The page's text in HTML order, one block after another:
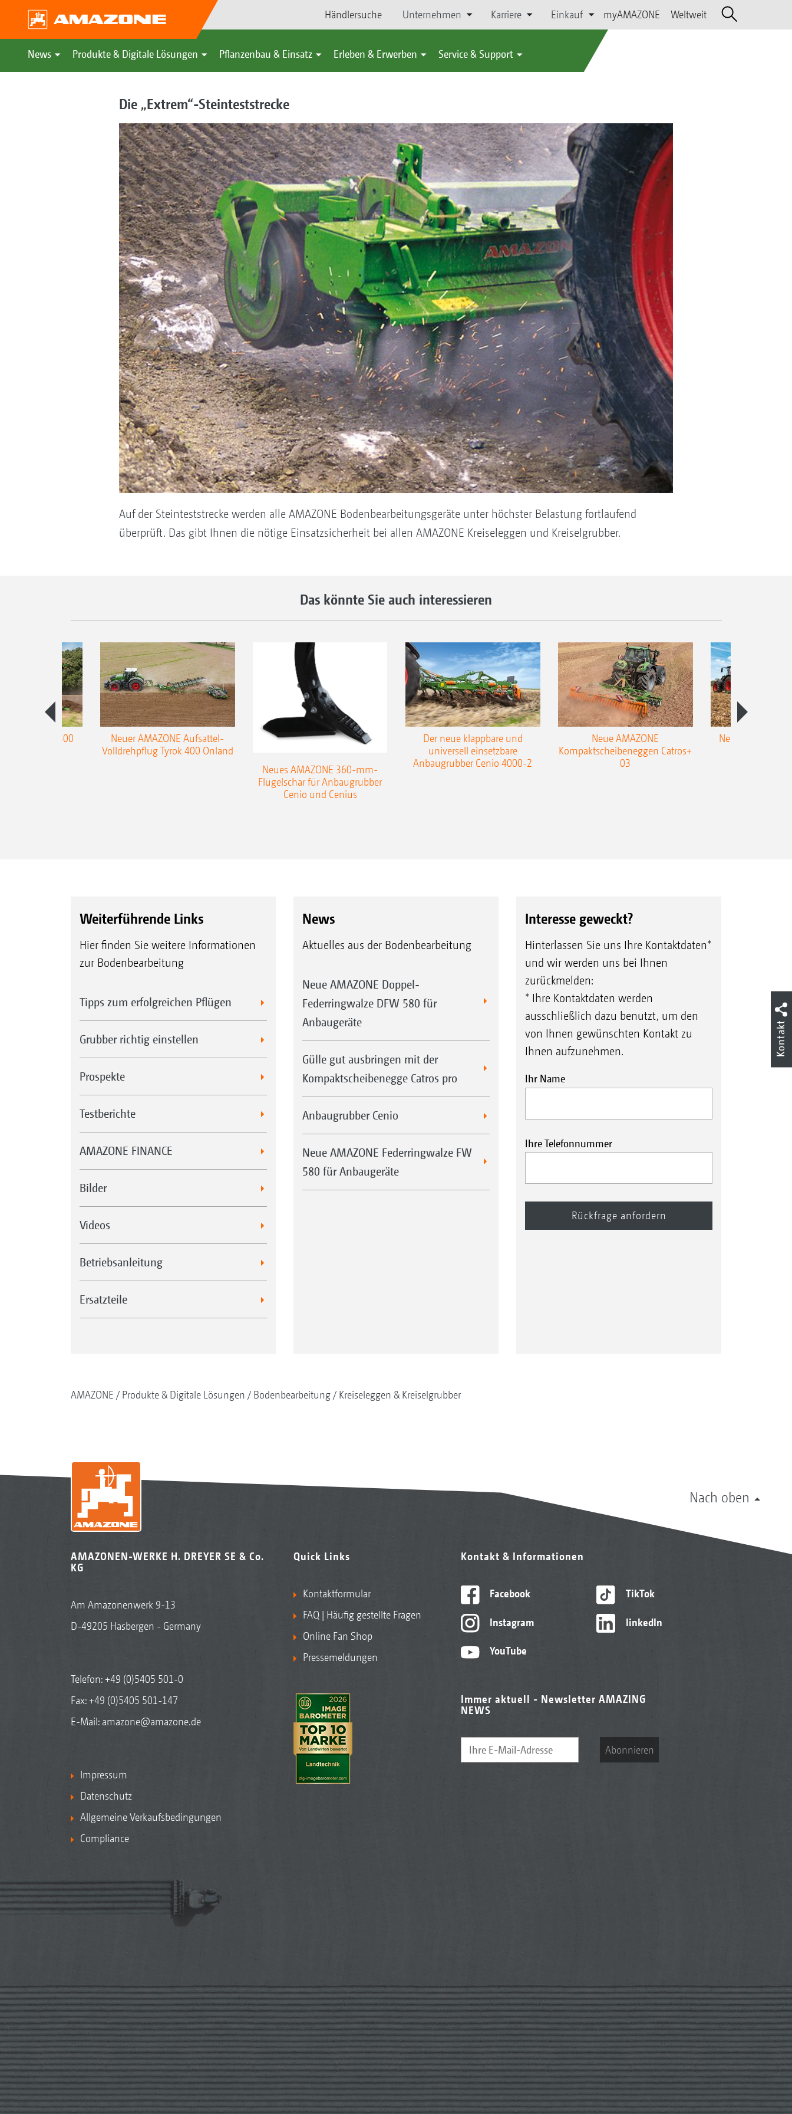
Händlersuche Unternehmen Karriere Einkauf myAMAZONE Weltweit
News Produkte & Digitale Lösungen Pflanzenbau & Einsatz Erleben & Erwerben Service & Support
Die „Extrem“-Steinteststrecke
Auf der Steinteststrecke werden alle AMAZONE Bodenbearbeitungsgeräte unter höchster Belastung fortlaufend
überprüft. Das gibt Ihnen die nötige Einsatzsicherheit bei allen AMAZONE Kreiseleggen und Kreiselgrubber.
Das könnte Sie auch interessieren
Teres 300
Neuer AMAZONE Aufsattel-
Volldrehpflug Tyrok 400 Onland
Neues AMAZONE 360-mm-
Flügelschar für Anbaugrubber
Cenio und Cenius
Der neue klappbare und
universell einsetzbare
Anbaugrubber Cenio 4000-2
Neue AMAZONE
Kompaktscheibeneggen Catros+
03
Neuer
Weiterführende Links
Hier finden Sie weitere Informationen
zur Bodenbearbeitung
Tipps zum erfolgreichen Pflügen
Grubber richtig einstellen
Prospekte
Testberichte
AMAZONE FINANCE
Bilder
Videos
Betriebsanleitung
Ersatzteile
News
Aktuelles aus der Bodenbearbeitung
Neue AMAZONE Doppel-
Federringwalze DFW 580 für
Anbaugeräte
Gülle gut ausbringen mit der
Kompaktscheibenegge Catros pro
Anbaugrubber Cenio
Neue AMAZONE Federringwalze FW
580 für Anbaugeräte
Interesse geweckt?
Hinterlassen Sie uns Ihre Kontaktdaten*
und wir werden uns bei Ihnen
zurückmelden:
* Ihre Kontaktdaten werden
ausschließlich dazu benutzt, um den
von Ihnen gewünschten Kontakt zu
Ihnen aufzunehmen.
Ihr Name
Ihre Telefonnummer
AMAZONE Produkte & Digitale Lösungen Bodenbearbeitung Kreiseleggen & Kreiselgrubber
Nach oben
AMAZONEN-WERKE H. DREYER SE & Co.
KG
Am Amazonenwerk 9-13
D-49205 Hasbergen - Germany
Telefon:+49 (0)5405 501-0
Fax: +49 (0)5405 501-147
E-Mail: amazone@amazone.de
Impressum
Datenschutz
Allgemeine Verkaufsbedingungen
Compliance
Quick Links
Kontaktformular
FAQ | Häufig gestellte Fragen
Online Fan Shop
Pressemeldungen
Kontakt & Informationen
Facebook
Instagram
YouTube
TikTok
linkedIn
Immer aktuell - Newsletter AMAZING
NEWS
Abonnieren
Kontakt